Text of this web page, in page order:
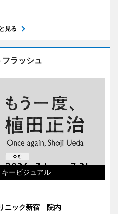
見る
フラッシュ
ービジュアル
ニック新宿 院内